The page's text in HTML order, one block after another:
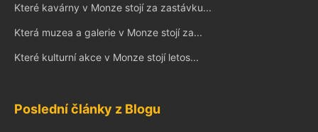
Které kavárny v Monze stojí za zastávku...
Která muzea a galerie v Monze stojí za...
Které kulturní akce v Monze stojí letos...
Poslední články z Blogu